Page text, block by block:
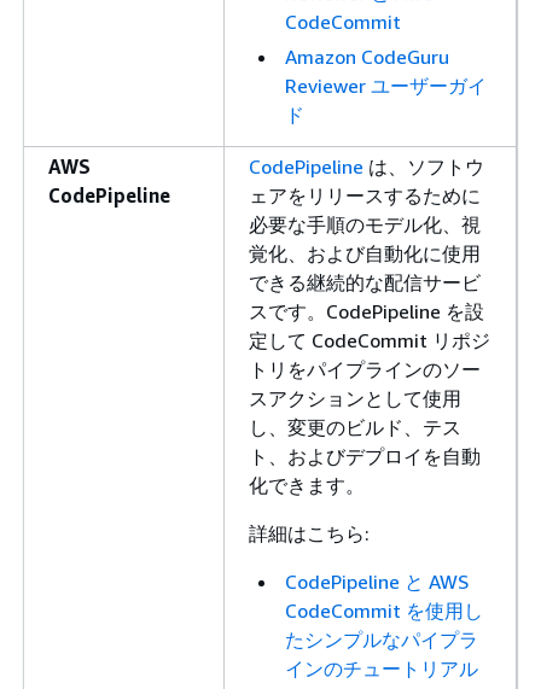
CodeCommit
Amazon CodeGuru
Reviewer ユーザーガイ
ド
AWS
CodePipeline
CodePipeline は、ソフトウ
ェアをリリースするために
必要な手順のモデル化、視
覚化、および自動化に使用
できる継続的な配信サービ
スです。CodePipeline を設
定して CodeCommit リポジ
トリをパイプラインのソー
スアクションとして使用
し、変更のビルド、テス
ト、およびデプロイを自動
化できます。
詳細はこちら:
CodePipeline と AWS
CodeCommit を使用し
たシンプルなパイプラ
インのチュートリアル